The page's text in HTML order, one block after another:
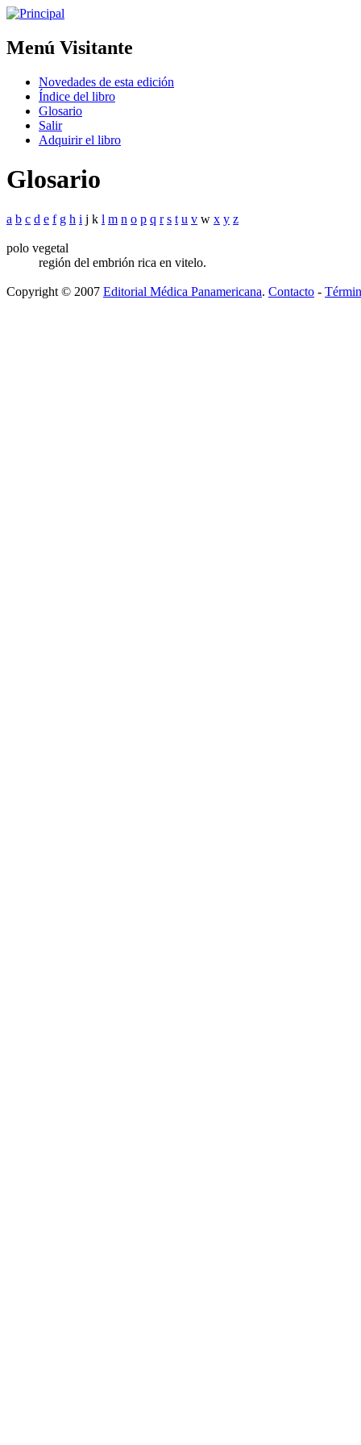
Menú Visitante
Novedades de esta edición
Índice del libro
Glosario
Salir
Adquirir el libro
Glosario
a b c d e f g h i j k l m n o p q r s t u v w x y z
polo vegetal
región del embrión rica en vitelo.
Copyright © 2007 Editorial Médica Panamericana. Contacto -